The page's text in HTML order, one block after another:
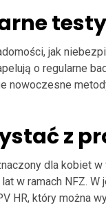
jak
o regularne
nowoczesne
z
dla kobiet
w ramach NFZ.
HR, który można